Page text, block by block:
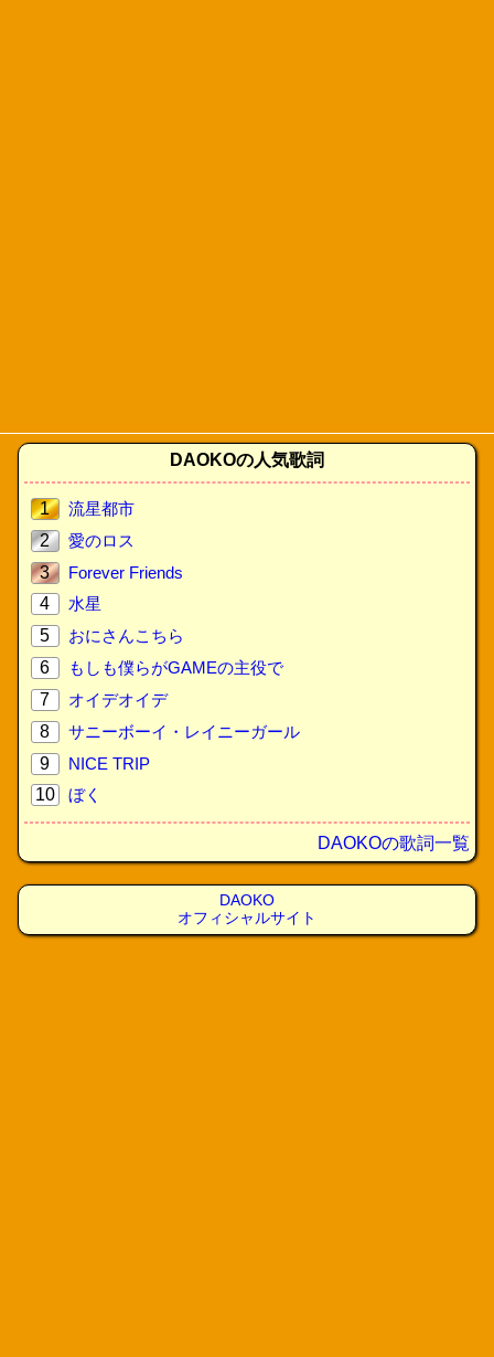
DAOKOの人気歌詞
1
流星都市
2
愛のロス
3
Forever Friends
4
水星
5
おにさんこちら
6
もしも僕らがGAMEの主役で
7
オイデオイデ
8
サニーボーイ・レイニーガール
9
NICE TRIP
10
ぼく
DAOKOの歌詞一覧
DAOKO
オフィシャルサイト